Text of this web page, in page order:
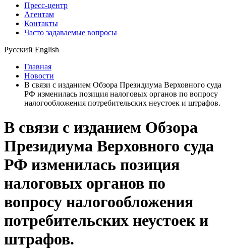
Пресс-центр
Агентам
Контакты
Часто задаваемые вопросы
Русский English
Главная
Новости
В связи с изданием Обзора Президиума Верховного суда
РФ изменилась позиция налоговых органов по вопросу
налогообложения потребительских неустоек и штрафов.
В связи с изданием Обзора
Президиума Верховного суда
РФ изменилась позиция
налоговых органов по
вопросу налогообложения
потребительских неустоек и
штрафов.